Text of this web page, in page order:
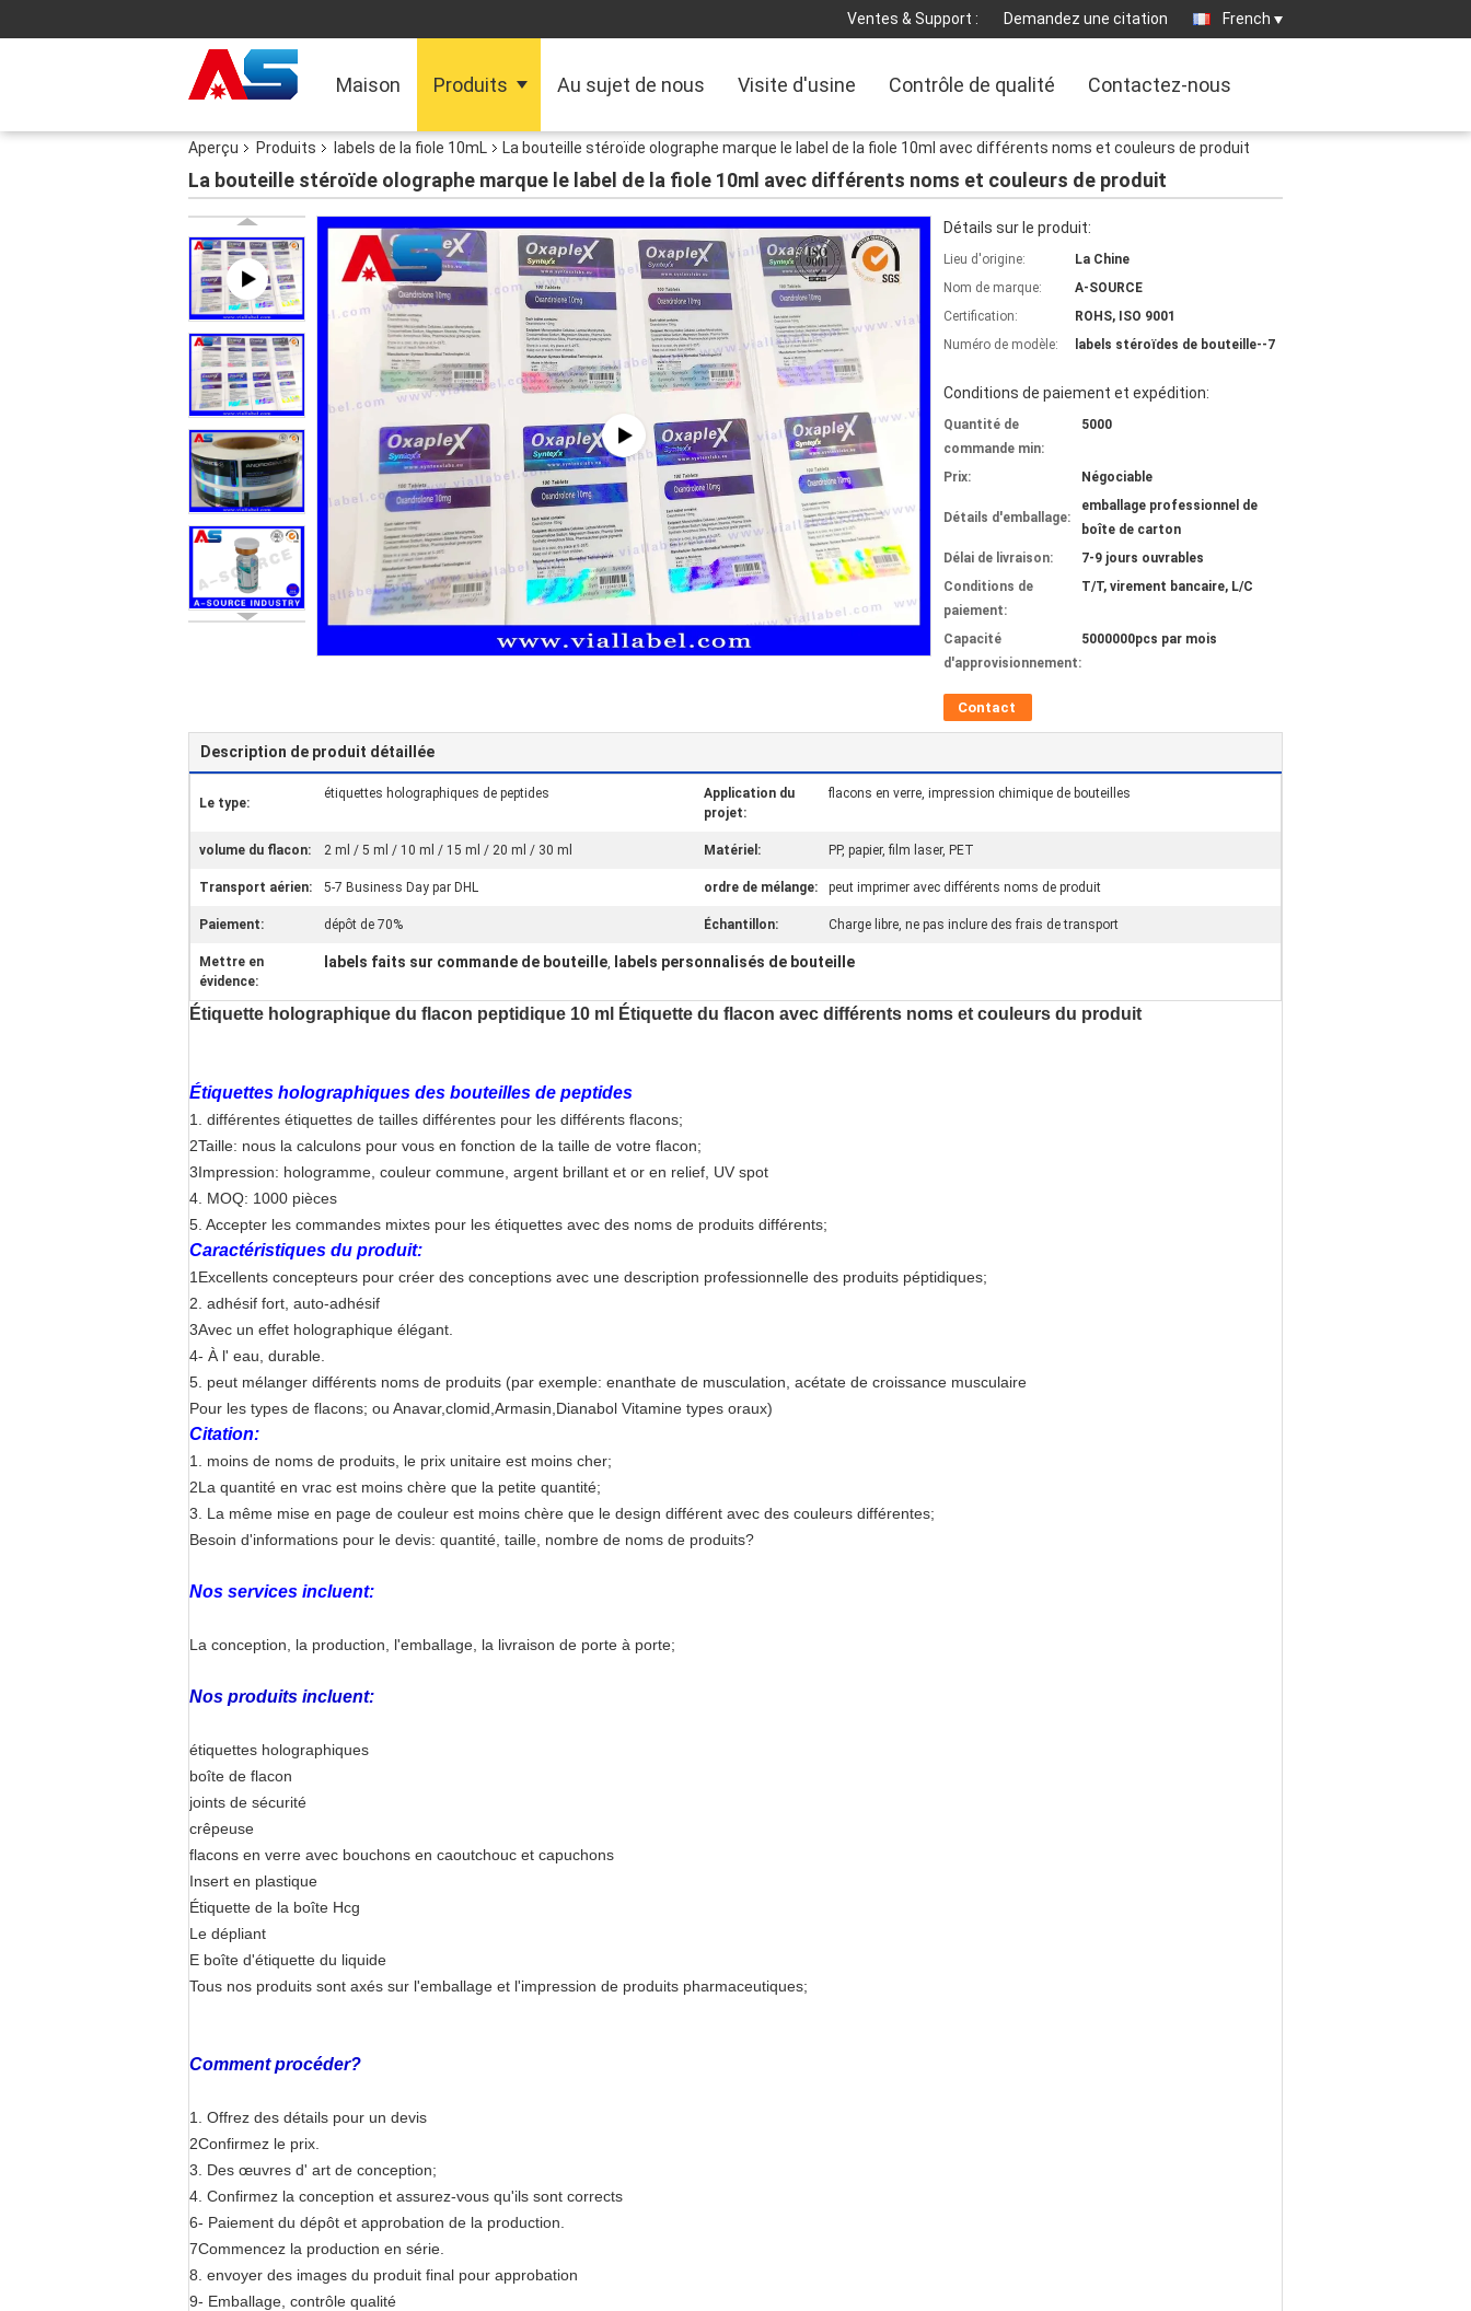
Ventes & Support : Demandez une citation French
Maison Produits Au sujet de nous Visite d'usine Contrôle de qualité Contactez-nous
Aperçu Produits labels de la fiole 10mL La bouteille stéroïde olographe marque le label de la fiole 10ml avec différents noms et couleurs de produit
La bouteille stéroïde olographe marque le label de la fiole 10ml avec différents noms et couleurs de produit
Détails sur le produit:
Lieu d'origine:
La Chine
Nom de marque:
A-SOURCE
Certification:
ROHS, ISO 9001
Numéro de modèle:
labels stéroïdes de bouteille--7
Conditions de paiement et expédition:
Quantité de
commande min:
5000
Prix: Négociable
Détails d'emballage:
emballage professionnel de
boîte de carton
Délai de livraison:
7-9 jours ouvrables
Conditions de
paiement:
T/T, virement bancaire, L/C
Capacité
d'approvisionnement:
5000000pcs par mois
Contact
Description de produit détaillée
Le type:
étiquettes holographiques de peptides
Application du
projet:
flacons en verre, impression chimique de bouteilles
volume du flacon: 2 ml / 5 ml / 10 ml / 15 ml / 20 ml / 30 ml Matériel: PP, papier, film laser, PET
Transport aérien: 5-7 Business Day par DHL ordre de mélange: peut imprimer avec différents noms de produit
Paiement: dépôt de 70% Échantillon: Charge libre, ne pas inclure des frais de transport
Mettre en
évidence:
labels faits sur commande de bouteille, labels personnalisés de bouteille
Étiquette holographique du flacon peptidique 10 ml Étiquette du flacon avec différents noms et couleurs du produit
Étiquettes holographiques des bouteilles de peptides
1. différentes étiquettes de tailles différentes pour les différents flacons;
2Taille: nous la calculons pour vous en fonction de la taille de votre flacon;
3Impression: hologramme, couleur commune, argent brillant et or en relief, UV spot
4. MOQ: 1000 pièces
5. Accepter les commandes mixtes pour les étiquettes avec des noms de produits différents;
Caractéristiques du produit:
1Excellents concepteurs pour créer des conceptions avec une description professionnelle des produits péptidiques;
2. adhésif fort, auto-adhésif
3Avec un effet holographique élégant.
4- À l' eau, durable.
5. peut mélanger différents noms de produits (par exemple: enanthate de musculation, acétate de croissance musculaire
Pour les types de flacons; ou Anavar,clomid,Armasin,Dianabol Vitamine types oraux)
Citation:
1. moins de noms de produits, le prix unitaire est moins cher;
2La quantité en vrac est moins chère que la petite quantité;
3. La même mise en page de couleur est moins chère que le design différent avec des couleurs différentes;
Besoin d'informations pour le devis: quantité, taille, nombre de noms de produits?
Nos services incluent:
La conception, la production, l'emballage, la livraison de porte à porte;
Nos produits incluent:
étiquettes holographiques
boîte de flacon
joints de sécurité
crêpeuse
flacons en verre avec bouchons en caoutchouc et capuchons
Insert en plastique
Étiquette de la boîte Hcg
Le dépliant
E boîte d'étiquette du liquide
Tous nos produits sont axés sur l'emballage et l'impression de produits pharmaceutiques;
Comment procéder?
1. Offrez des détails pour un devis
2Confirmez le prix.
3. Des œuvres d' art de conception;
4. Confirmez la conception et assurez-vous qu'ils sont corrects
6- Paiement du dépôt et approbation de la production.
7Commencez la production en série.
8. envoyer des images du produit final pour approbation
9- Emballage, contrôle qualité